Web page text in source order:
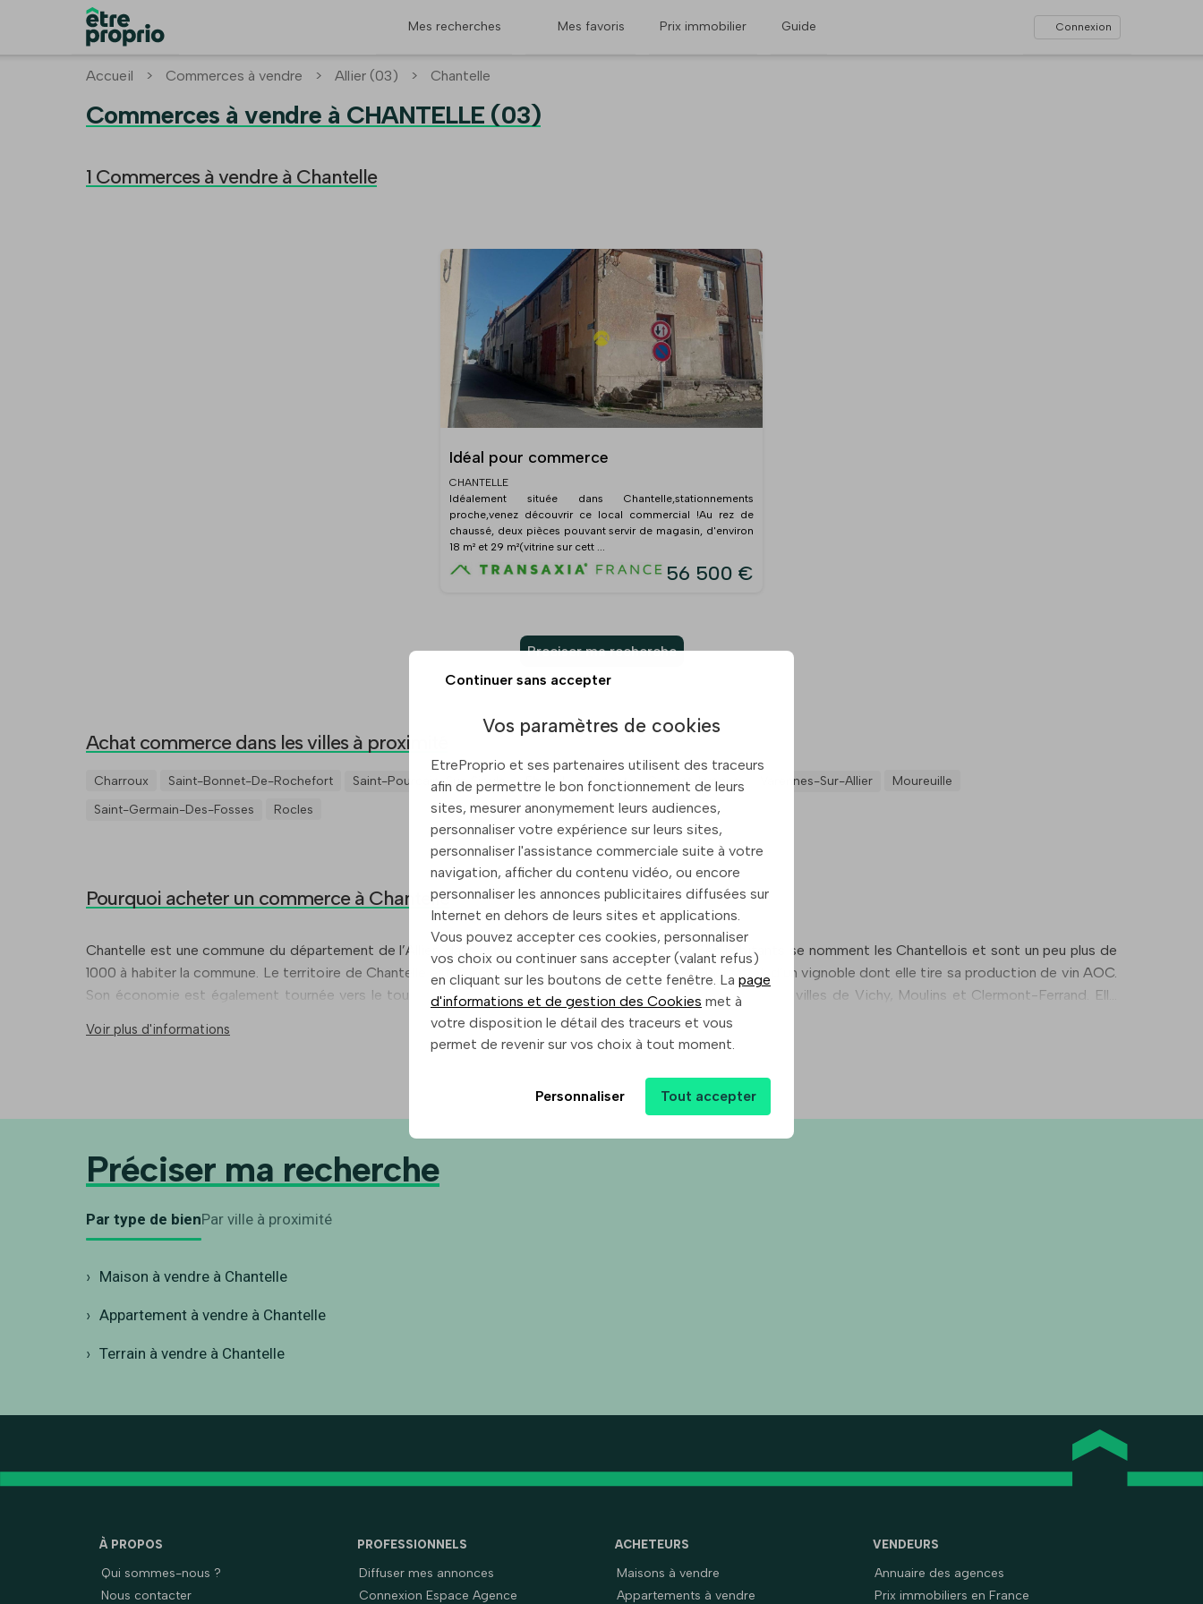
Mes recherches Mes favoris Prix immobilier Guide Connexion
Accueil > Commerces à vendre > Allier (03) > Chantelle
Commerces à vendre à CHANTELLE (03)
1 Commerces à vendre à Chantelle
Idéal pour commerce
CHANTELLE
Idéalement située dans Chantelle,stationnements
proche,venez découvrir ce local commercial !Au rez de
chaussé, deux pièces pouvant servir de magasin, d'environ
18 m² et 29 m²(vitrine sur cett ...
56 500 €
Preciser ma recherche
Achat commerce dans les villes à proximité
Charroux Saint-Bonnet-De-Rochefort Saint-Pourcain-Sur-Sioule Ebreuil Gannat Cognat-Lyonne Varennes-Sur-Allier
Moureuille
Saint-Germain-Des-Fosses
Rocles
Pourquoi acheter un commerce à Chantelle
Chantelle est une commune du département de l’Allier, dans la région Auvergne-Rhône-Alpes. Ses habitants se nomment les Chantellois et sont un peu plus de
1000 à habiter la commune. Le territoire de Chantelle est notamment recouvert de la forêt de Giverzat et d’un vignoble dont elle tire sa production de vin AOC.
Son économie est également tournée vers le tourisme et l’agriculture. Chantelle est à moins de 70 km des villes de Vichy, Moulins et Clermont-Ferrand. Elle
accueille une école maternelle et une école élémentaire.
Voir plus d'informations
Préciser ma recherche
Par type de bienPar ville à proximité
Maison à vendre à Chantelle
Appartement à vendre à Chantelle
Terrain à vendre à Chantelle
À PROPOS
Qui sommes-nous ?
Nous contacter
PROFESSIONNELS
Diffuser mes annonces
Connexion Espace Agence
ACHETEURS
Maisons à vendre
Appartements à vendre
VENDEURS
Annuaire des agences
Prix immobiliers en France
Continuer sans accepter
Vos paramètres de cookies
EtreProprio et ses partenaires utilisent des traceurs
afin de permettre le bon fonctionnement de leurs
sites, mesurer anonymement leurs audiences,
personnaliser votre expérience sur leurs sites,
personnaliser l'assistance commerciale suite à votre
navigation, afficher du contenu vidéo, ou encore
personnaliser les annonces publicitaires diffusées sur
Internet en dehors de leurs sites et applications.
Vous pouvez accepter ces cookies, personnaliser
vos choix ou continuer sans accepter (valant refus)
en cliquant sur les boutons de cette fenêtre. La page
d'informations et de gestion des Cookies met à
votre disposition le détail des traceurs et vous
permet de revenir sur vos choix à tout moment.
Personnaliser Tout accepter